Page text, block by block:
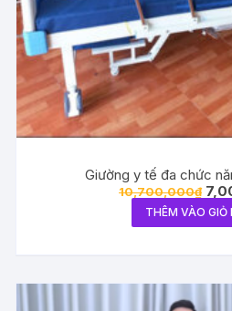
Giường y tế đa chức
10,700,000₫ Giá
gốc
là:
THÊM VÀO GIỎ